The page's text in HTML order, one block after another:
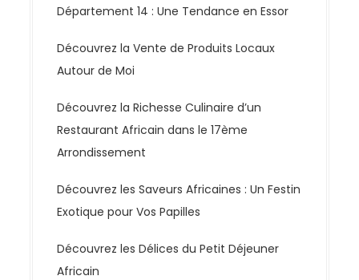
Département 14 : Une Tendance en Essor
Découvrez la Vente de Produits Locaux
Autour de Moi
Découvrez la Richesse Culinaire d’un
Restaurant Africain dans le 17ème
Arrondissement
Découvrez les Saveurs Africaines : Un Festin
Exotique pour Vos Papilles
Découvrez les Délices du Petit Déjeuner
Africain